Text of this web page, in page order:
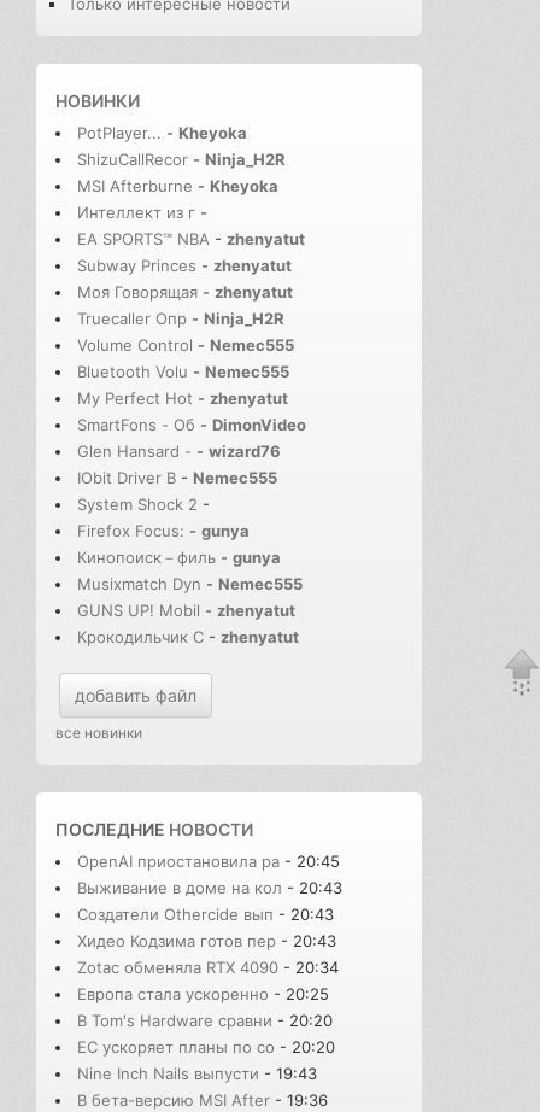
Только интересные новости
НОВИНКИ
PotPlayer... - Kheyoka
ShizuCallRecor - Ninja_H2R
MSI Afterburne - Kheyoka
Интеллект из г -
EA SPORTS™ NBA - zhenyatut
Subway Princes - zhenyatut
Моя Говорящая - zhenyatut
Truecaller Опр - Ninja_H2R
Volume Control - Nemec555
Bluetooth Volu - Nemec555
My Perfect Hot - zhenyatut
SmartFons - Об - DimonVideo
Glen Hansard - - wizard76
IObit Driver B - Nemec555
System Shock 2 -
Firefox Focus: - gunya
Кинопоиск－филь - gunya
Musixmatch Dyn - Nemec555
GUNS UP! Mobil - zhenyatut
Крокодильчик С - zhenyatut
добавить файл
все новинки
ПОСЛЕДНИЕ НОВОСТИ
OpenAI приостановила ра - 20:45
Выживание в доме на кол - 20:43
Создатели Othercide вып - 20:43
Хидео Кодзима готов пер - 20:43
Zotac обменяла RTX 4090 - 20:34
Европа стала ускоренно - 20:25
В Tom's Hardware сравни - 20:20
ЕС ускоряет планы по со - 20:20
Nine Inch Nails выпусти - 19:43
В бета-версию MSI After - 19:36